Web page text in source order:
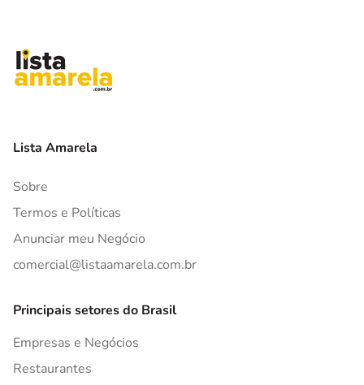
Lista Amarela
Sobre
Termos e Políticas
Anunciar meu Negócio
comercial@listaamarela.com.br
Principais setores do Brasil
Empresas e Negócios
Restaurantes